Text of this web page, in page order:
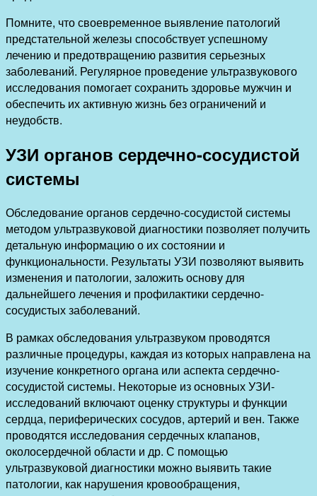
Помните, что своевременное выявление патологий
предстательной железы способствует успешному
лечению и предотвращению развития серьезных
заболеваний. Регулярное проведение ультразвукового
исследования помогает сохранить здоровье мужчин и
обеспечить их активную жизнь без ограничений и
неудобств.
УЗИ органов сердечно-сосудистой
системы
Обследование органов сердечно-сосудистой системы
методом ультразвуковой диагностики позволяет получить
детальную информацию о их состоянии и
функциональности. Результаты УЗИ позволяют выявить
изменения и патологии, заложить основу для
дальнейшего лечения и профилактики сердечно-
сосудистых заболеваний.
В рамках обследования ультразвуком проводятся
различные процедуры, каждая из которых направлена на
изучение конкретного органа или аспекта сердечно-
сосудистой системы. Некоторые из основных УЗИ-
исследований включают оценку структуры и функции
сердца, периферических сосудов, артерий и вен. Также
проводятся исследования сердечных клапанов,
околосердечной области и др. С помощью
ультразвуковой диагностики можно выявить такие
патологии, как нарушения кровообращения,